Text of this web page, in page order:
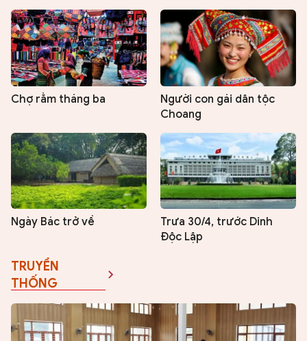
Chợ rằm tháng ba
Người con gái dân tộc
Choang
Ngày Bác trở về
Trưa 30/4, trước Dinh
Độc Lập
TRUYỀN
THỐNG